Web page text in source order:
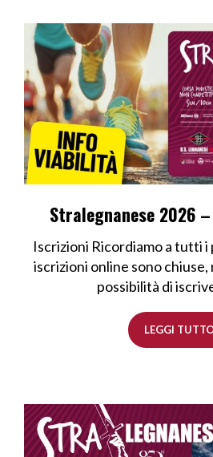
Stralegnanese 2026
Iscrizioni Ricordiamo a tutti
iscrizioni online sono chiuse,
possibilità di
LEGGI